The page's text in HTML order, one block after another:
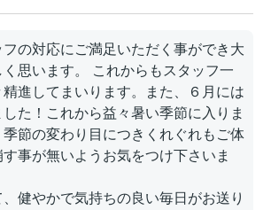
フの対応にご満足いただく事ができ大
く思います。 これからもスタッフ一
精進してまいります。また、６月には
した！これから益々暑い季節に入りま
季節の変わり目につきくれぐれもご体
事が無いようお気をつけ下さいま
、健やかで気持ちの良い毎日がお送り